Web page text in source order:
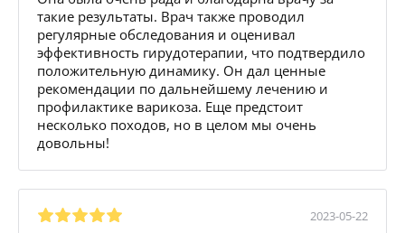
такие результаты. Врач также проводил
регулярные обследования и оценивал
эффективность гирудотерапии, что подтвердило
положительную динамику. Он дал ценные
рекомендации по дальнейшему лечению и
профилактике варикоза. Еще предстоит
несколько походов, но в целом мы очень
довольны!
2023-05-22